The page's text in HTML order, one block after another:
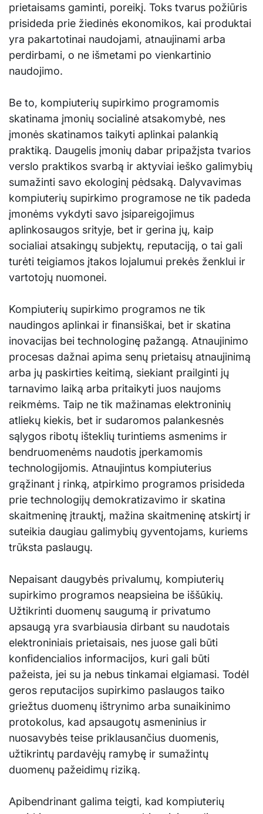
prietaisams gaminti, poreikį. Toks tvarus požiūris
prisideda prie žiedinės ekonomikos, kai produktai
yra pakartotinai naudojami, atnaujinami arba
perdirbami, o ne išmetami po vienkartinio
naudojimo.
Be to, kompiuterių supirkimo programomis
skatinama įmonių socialinė atsakomybė, nes
įmonės skatinamos taikyti aplinkai palankią
praktiką. Daugelis įmonių dabar pripažįsta tvarios
verslo praktikos svarbą ir aktyviai ieško galimybių
sumažinti savo ekologinį pėdsaką. Dalyvavimas
kompiuterių supirkimo programose ne tik padeda
įmonėms vykdyti savo įsipareigojimus
aplinkosaugos srityje, bet ir gerina jų, kaip
socialiai atsakingų subjektų, reputaciją, o tai gali
turėti teigiamos įtakos lojalumui prekės ženklui ir
vartotojų nuomonei.
Kompiuterių supirkimo programos ne tik
naudingos aplinkai ir finansiškai, bet ir skatina
inovacijas bei technologinę pažangą. Atnaujinimo
procesas dažnai apima senų prietaisų atnaujinimą
arba jų paskirties keitimą, siekiant prailginti jų
tarnavimo laiką arba pritaikyti juos naujoms
reikmėms. Taip ne tik mažinamas elektroninių
atliekų kiekis, bet ir sudaromos palankesnės
sąlygos ribotų išteklių turintiems asmenims ir
bendruomenėms naudotis įperkamomis
technologijomis. Atnaujintus kompiuterius
grąžinant į rinką, atpirkimo programos prisideda
prie technologijų demokratizavimo ir skatina
skaitmeninę įtrauktį, mažina skaitmeninę atskirtį ir
suteikia daugiau galimybių gyventojams, kuriems
trūksta paslaugų.
Nepaisant daugybės privalumų, kompiuterių
supirkimo programos neapsieina be iššūkių.
Užtikrinti duomenų saugumą ir privatumo
apsaugą yra svarbiausia dirbant su naudotais
elektroniniais prietaisais, nes juose gali būti
konfidencialios informacijos, kuri gali būti
pažeista, jei su ja nebus tinkamai elgiamasi. Todėl
geros reputacijos supirkimo paslaugos taiko
griežtus duomenų ištrynimo arba sunaikinimo
protokolus, kad apsaugotų asmeninius ir
nuosavybės teise priklausančius duomenis,
užtikrintų pardavėjų ramybę ir sumažintų
duomenų pažeidimų riziką.
Apibendrinant galima teigti, kad kompiuterių